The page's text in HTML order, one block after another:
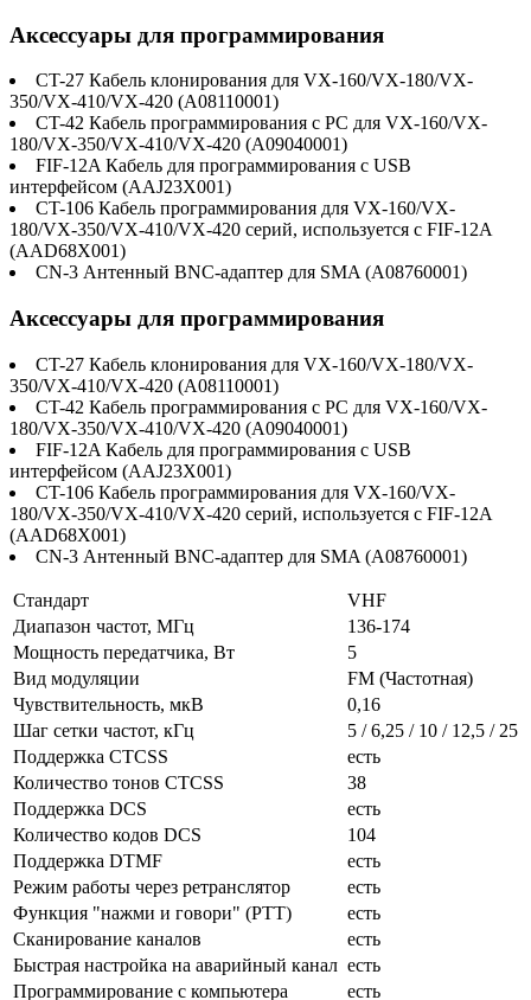
Аксессуары для программирования
CT-27 Кабель клонирования для VX-160/VX-180/VX-
350/VX-410/VX-420 (A08110001)
CT-42 Кабель программирования с PC для VX-160/VX-
180/VX-350/VX-410/VX-420 (A09040001)
FIF-12A Кабель для программирования с USB
интерфейсом (AAJ23X001)
CT-106 Кабель программирования для VX-160/VX-
180/VX-350/VX-410/VX-420 серий, используется с FIF-12A
(AAD68X001)
CN-3 Антенный BNC-адаптер для SMA (A08760001)
Аксессуары для программирования
CT-27 Кабель клонирования для VX-160/VX-180/VX-
350/VX-410/VX-420 (A08110001)
CT-42 Кабель программирования с PC для VX-160/VX-
180/VX-350/VX-410/VX-420 (A09040001)
FIF-12A Кабель для программирования с USB
интерфейсом (AAJ23X001)
CT-106 Кабель программирования для VX-160/VX-
180/VX-350/VX-410/VX-420 серий, используется с FIF-12A
(AAD68X001)
CN-3 Антенный BNC-адаптер для SMA (A08760001)
Стандарт
VHF
Диапазон частот, МГц
136-174
Мощность передатчика, Вт
5
Вид модуляции
FM (Частотная)
Чувствительность, мкВ
0,16
Шаг сетки частот, кГц
5 / 6,25 / 10 / 12,5 / 25
Поддержка CTCSS
есть
Количество тонов CTCSS
38
Поддержка DCS
есть
Количество кодов DCS
104
Поддержка DTMF
есть
Режим работы через ретранслятор
есть
Функция "нажми и говори" (PTT)
есть
Сканирование каналов
есть
Быстрая настройка на аварийный канал есть
Программирование с компьютера
есть